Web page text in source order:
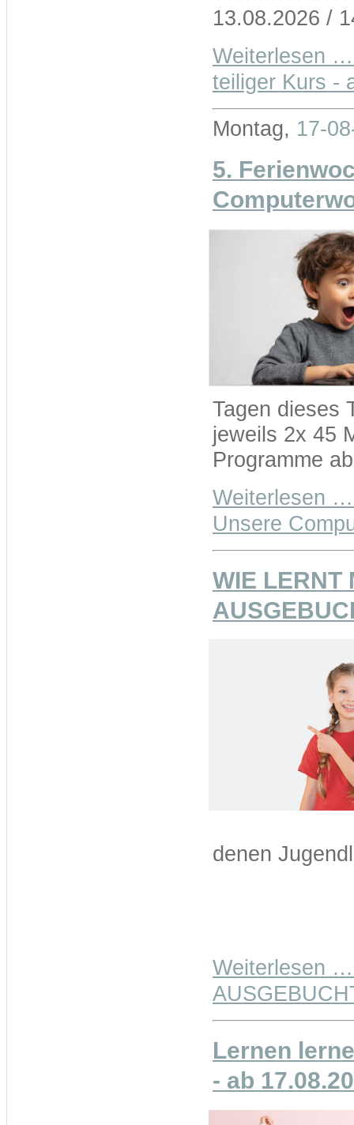
13.08.2026 /
Weiterlesen …
teiliger Kurs -
Montag, 17-
5.
Tagen dieses
jeweils 2x 45
Programme
Weiterlesen …
Unsere
WIE LERNT
denen
Weiterlesen …
Lernen
- ab